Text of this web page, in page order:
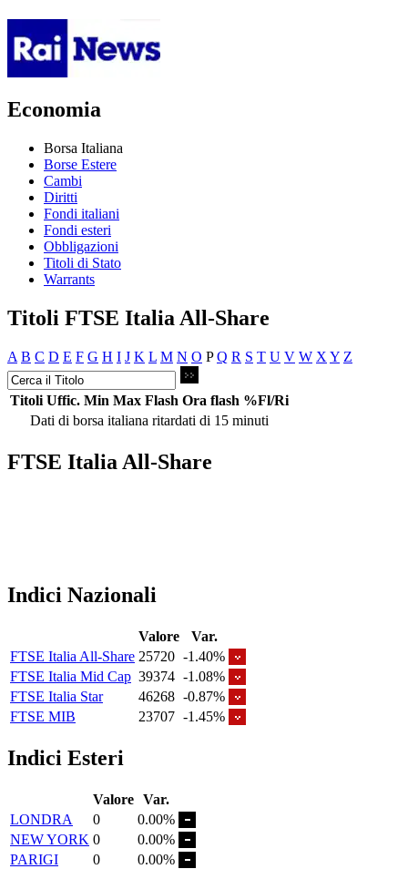
Economia
Borsa Italiana
Borse Estere
Cambi
Diritti
Fondi italiani
Fondi esteri
Obbligazioni
Titoli di Stato
Warrants
Titoli FTSE Italia All-Share
A B C D E F G H I J K L M N O PQ R S T U V W X Y Z
Titoli Uffic. Min Max Flash Ora flash %Fl/Ri
Dati di borsa italiana ritardati di 15 minuti
FTSE Italia All-Share
Indici Nazionali
Valore
Var.
FTSE Italia All-Share 25720 -1.40%
FTSE Italia Mid Cap 39374 -1.08%
FTSE Italia Star
46268 -0.87%
FTSE MIB
23707 -1.45%
Indici Esteri
Valore Var.
LONDRA
0
0.00%
NEW YORK 0
0.00%
PARIGI
0
0.00%